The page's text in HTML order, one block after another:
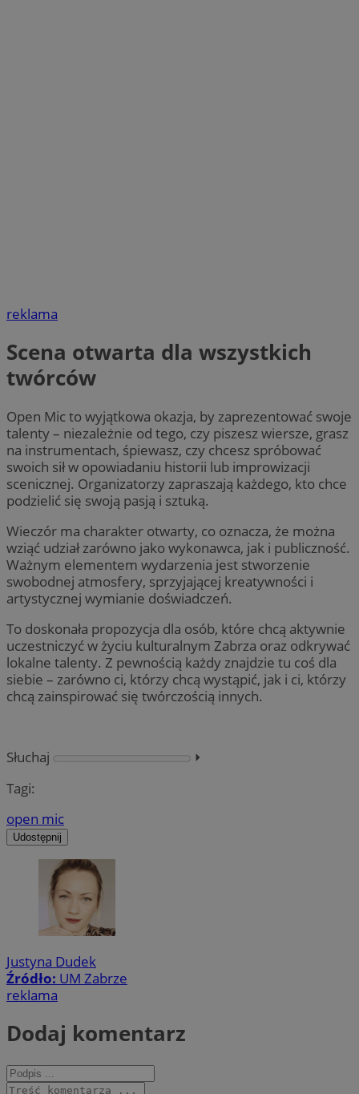
reklama
Scena otwarta dla wszystkich
twórców
Open Mic to wyjątkowa okazja, by zaprezentować swoje
talenty – niezależnie od tego, czy piszesz wiersze, grasz
na instrumentach, śpiewasz, czy chcesz spróbować
swoich sił w opowiadaniu historii lub improwizacji
scenicznej. Organizatorzy zapraszają każdego, kto chce
podzielić się swoją pasją i sztuką.
Wieczór ma charakter otwarty, co oznacza, że można
wziąć udział zarówno jako wykonawca, jak i publiczność.
Ważnym elementem wydarzenia jest stworzenie
swobodnej atmosfery, sprzyjającej kreatywności i
artystycznej wymianie doświadczeń.
To doskonała propozycja dla osób, które chcą aktywnie
uczestniczyć w życiu kulturalnym Zabrza oraz odkrywać
lokalne talenty. Z pewnością każdy znajdzie tu coś dla
siebie – zarówno ci, którzy chcą wystąpić, jak i ci, którzy
chcą zainspirować się twórczością innych.
Słuchaj
⏵︎
Tagi:
open mic
Udostępnij
Justyna Dudek
Źródło: UM Zabrze
reklama
Dodaj komentarz